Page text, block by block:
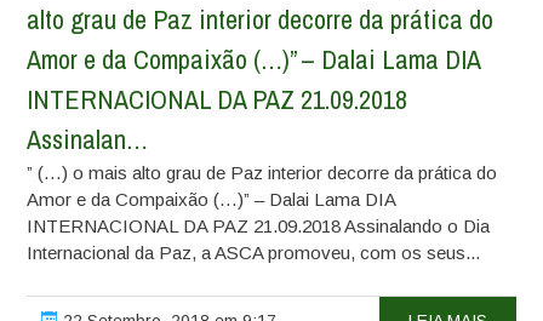
alto grau de Paz interior decorre da prática do
Amor e da Compaixão (…)” – Dalai Lama DIA
INTERNACIONAL DA PAZ 21.09.2018
Assinalan…
” (…) o mais alto grau de Paz interior decorre da prática do
Amor e da Compaixão (…)” – Dalai Lama DIA
INTERNACIONAL DA PAZ 21.09.2018 Assinalando o Dia
Internacional da Paz, a ASCA promoveu, com os seus...